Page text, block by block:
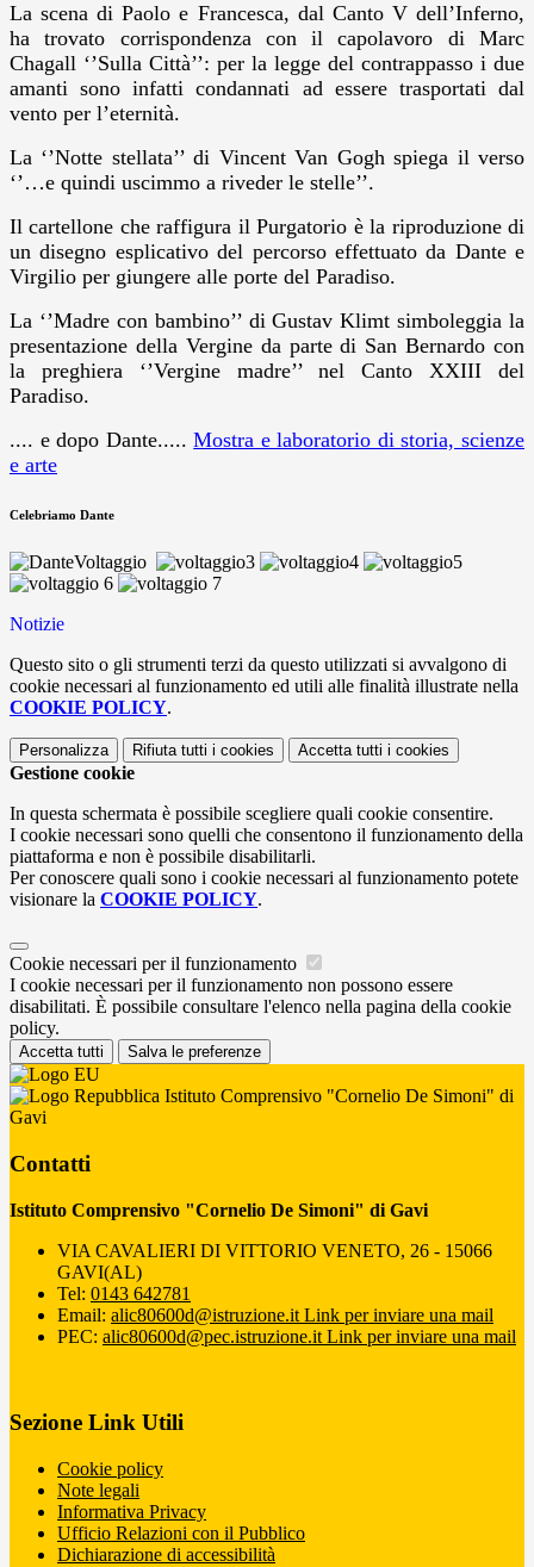
La scena di Paolo e Francesca, dal Canto V dell’Inferno,
ha trovato corrispondenza con il capolavoro di Marc
Chagall ‘’Sulla Città’’: per la legge del contrappasso i due
amanti sono infatti condannati ad essere trasportati dal
vento per l’eternità.
La ‘’Notte stellata’’ di Vincent Van Gogh spiega il verso
‘’…e quindi uscimmo a riveder le stelle’’.
Il cartellone che raffigura il Purgatorio è la riproduzione di
un disegno esplicativo del percorso effettuato da Dante e
Virgilio per giungere alle porte del Paradiso.
La ‘’Madre con bambino’’ di Gustav Klimt simboleggia la
presentazione della Vergine da parte di San Bernardo con
la preghiera ‘’Vergine madre’’ nel Canto XXIII del
Paradiso.
.... e dopo Dante.....Mostra e laboratorio di storia, scienze
e arte
Celebriamo Dante
Notizie
Questo sito o gli strumenti terzi da questo utilizzati si avvalgono di
cookie necessari al funzionamento ed utili alle finalità illustrate nella
COOKIE POLICY.
Personalizza Rifiuta tutti i cookies Accetta tutti i cookies
Gestione cookie
In questa schermata è possibile scegliere quali cookie consentire.
I cookie necessari sono quelli che consentono il funzionamento della
piattaforma e non è possibile disabilitarli.
Per conoscere quali sono i cookie necessari al funzionamento potete
visionare la COOKIE POLICY.
Cookie necessari per il funzionamento
I cookie necessari per il funzionamento non possono essere
disabilitati. È possibile consultare l'elenco nella pagina della cookie
policy.
Accetta tutti Salva le preferenze
Istituto Comprensivo "Cornelio De Simoni" di
Gavi
Contatti
Istituto Comprensivo "Cornelio De Simoni" di Gavi
VIA CAVALIERI DI VITTORIO VENETO, 26 - 15066
GAVI(AL)
Tel: 0143 642781
Email: alic80600d@istruzione.it Link per inviare una mail
PEC: alic80600d@pec.istruzione.it Link per inviare una mail
Sezione Link Utili
Cookie policy
Note legali
Informativa Privacy
Ufficio Relazioni con il Pubblico
Dichiarazione di accessibilità